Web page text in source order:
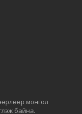
монгол
байна.